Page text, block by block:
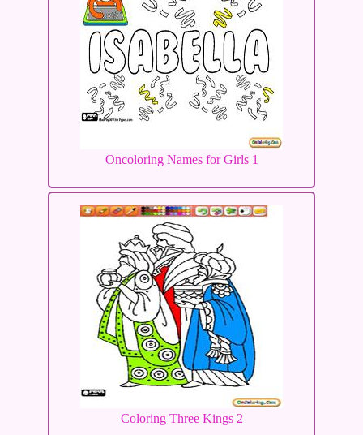
Oncoloring Names for Girls 1
Coloring Three Kings 2